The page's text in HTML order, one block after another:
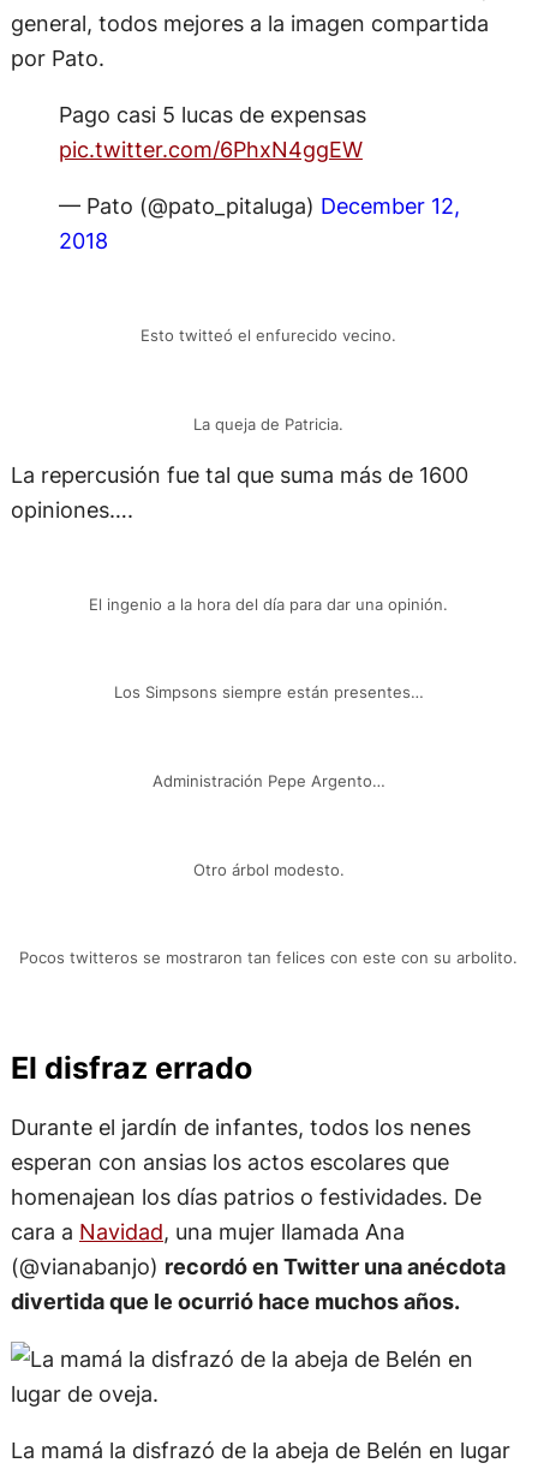
general, todos mejores a la imagen compartida
por Pato.
Pago casi 5 lucas de expensas
pic.twitter.com/6PhxN4ggEW
— Pato (@pato_pitaluga) December 12,
2018
Esto twitteó el enfurecido vecino.
La queja de Patricia.
La repercusión fue tal que suma más de 1600
opiniones….
El ingenio a la hora del día para dar una opinión.
Los Simpsons siempre están presentes…
Administración Pepe Argento…
Otro árbol modesto.
Pocos twitteros se mostraron tan felices con este con su arbolito.
El disfraz errado
Durante el jardín de infantes, todos los nenes
esperan con ansias los actos escolares que
homenajean los días patrios o festividades. De
cara a Navidad, una mujer llamada Ana
(@vianabanjo) recordó en Twitter una anécdota
divertida que le ocurrió hace muchos años.
La mamá la disfrazó de la abeja de Belén en lugar